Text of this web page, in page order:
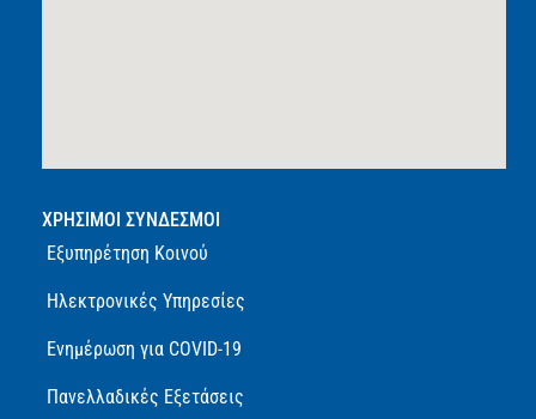
ΧΡΗΣΙΜΟΙ ΣΥΝΔΕΣΜΟΙ
Εξυπηρέτηση Κοινού
Ηλεκτρονικές Υπηρεσίες
Ενημέρωση για COVID-19
Πανελλαδικές Εξετάσεις